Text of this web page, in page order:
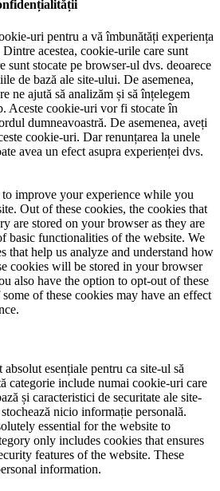
uri pentru a vă îmbunătăți experiența
acestea, cookie-urile care sunt
sunt stocate pe browser-ul dvs. deoarece
de bază ale site-ului. De asemenea,
ne ajută să analizăm și să înțelegem
Aceste cookie-uri vor fi stocate în
dumneavoastră. De asemenea, aveți
cookie-uri. Dar renunțarea la unele
avea un efect asupra experienței dvs.
improve your experience while you
Out of these cookies, the cookies that
are stored on your browser as they are
basic functionalities of the website. We
that help us analyze and understand how
cookies will be stored in your browser
also have the option to opt-out of these
of these cookies may have an effect
esențiale pentru ca site-ul să
categorie include numai cookie-uri care
și caracteristici de securitate ale site-
nicio informație personală.
essential for the website to
only includes cookies that ensures
features of the website. These
information.